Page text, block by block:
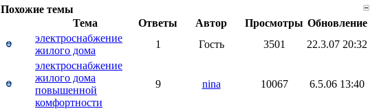
Похожие темы
Тема
Ответы Автор Просмотры Обновление
электроснабжение
жилого дома
1 Гость 3501
22.3.07 20:32
электроснабжение
жилого дома
повышенной
комфортности
9 nina 10067 6.5.06 13:40